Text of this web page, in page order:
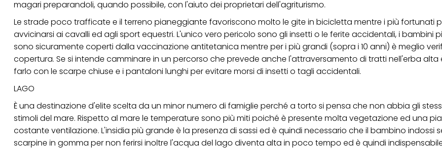
magari preparandoli, quando possibile, con l'aiuto dei proprietari dell'agriturismo.
Le strade poco trafficate e il terreno pianeggiante favoriscono molto le gite in bicicletta mentre i più fortunati
avvicinarsi ai cavalli ed agli sport equestri. L'unico vero pericolo sono gli insetti o le ferite accidentali, i bambini
sono sicuramente coperti dalla vaccinazione antitetanica mentre per i più grandi (sopra i 10 anni) è meglio
copertura. Se si intende camminare in un percorso che prevede anche l'attraversamento di tratti nell'erba alta
farlo con le scarpe chiuse e i pantaloni lunghi per evitare morsi di insetti o tagli accidentali.
LAGO
È una destinazione d'elite scelta da un minor numero di famiglie perché a torto si pensa che non abbia gli
stimoli del mare. Rispetto al mare le temperature sono più miti poiché è presente molta vegetazione ed una
costante ventilazione. L'insidia più grande è la presenza di sassi ed è quindi necessario che il bambino indossi
scarpine in gomma per non ferirsi inoltre l'acqua del lago diventa alta in poco tempo ed è quindi